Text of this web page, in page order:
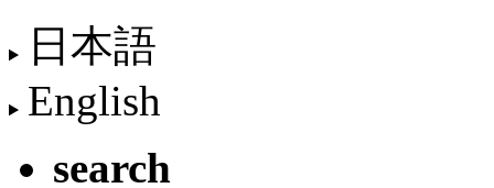
日本語
English
search